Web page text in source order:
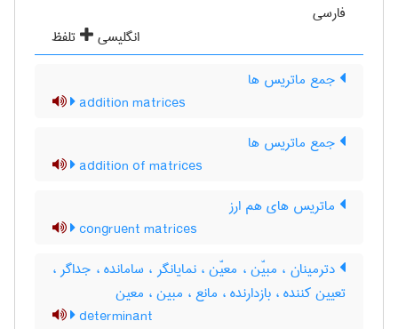
فارسی
انگلیسی
تلفظ
جمع ماتریس ها
addition matrices
جمع ماتریس ها
addition of matrices
ماتریس های هم ارز
congruent matrices
دترمینان ، مبیّن ، معیّن ، نمایانگر ، سامانده ، جداگر ،
تعیین کننده ، بازدارنده ، مانع ، مبین ، معین
determinant